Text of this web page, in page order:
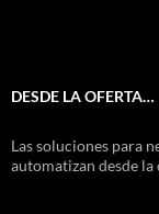
DESDE LA OFERTA…
Las soluciones para
automatizan desde